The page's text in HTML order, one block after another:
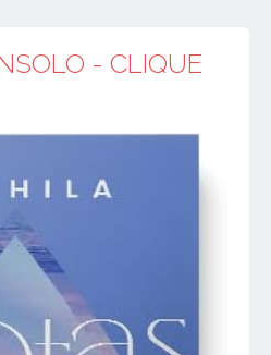
- CLIQUE